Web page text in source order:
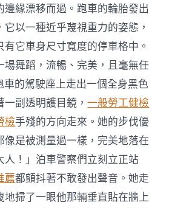
邊緣漂移而過。跑車的輪胎發出
以一種近乎蔑視重力的姿態，
它車身尺寸寬度的停車格中。
場舞蹈，流暢、完美，且毫無任
的駕駛座上走出一個全身黑色
一副透明護目鏡，一般勞工健檢
檢手殘的方向走來。她的步伐優
像是被測量過一樣，完美地落在
人！」泊車警察們立刻立正站
薦都顫抖著不敢發出聲音。她走
地掃了一眼他那輛垂直貼在牆上